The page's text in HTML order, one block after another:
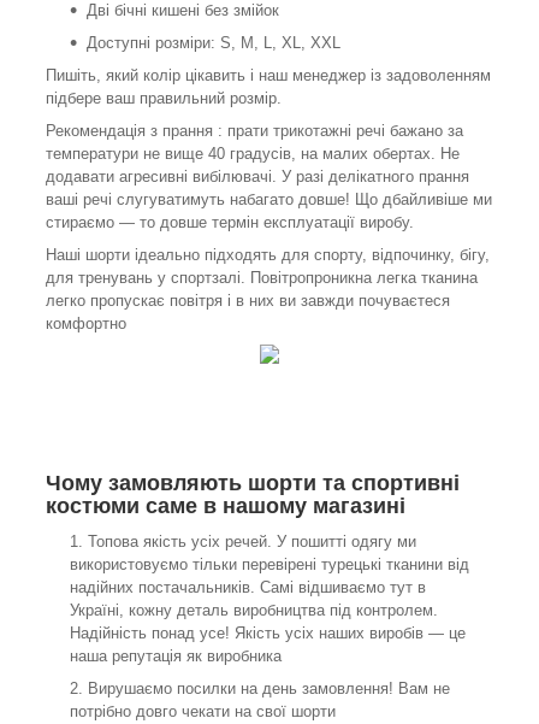
Дві бічні кишені без змійок
Доступні розміри: S, M, L, XL, XXL
Пишіть, який колір цікавить і наш менеджер із задоволенням
підбере ваш правильний розмір.
Рекомендація з прання : прати трикотажні речі бажано за
температури не вище 40 градусів, на малих обертах. Не
додавати агресивні вибілювачі. У разі делікатного прання
ваші речі слугуватимуть набагато довше! Що дбайливіше ми
стираємо — то довше термін експлуатації виробу.
Наші шорти ідеально підходять для спорту, відпочинку, бігу,
для тренувань у спортзалі. Повітропроникна легка тканина
легко пропускає повітря і в них ви завжди почуваєтеся
комфортно
Чому замовляють шорти та спортивні
костюми саме в нашому магазині
Топова якість усіх речей. У пошитті одягу ми
використовуємо тільки перевірені турецькі тканини від
надійних постачальників. Самі відшиваємо тут в
Україні, кожну деталь виробництва під контролем.
Надійність понад усе! Якість усіх наших виробів — це
наша репутація як виробника
Вирушаємо посилки на день замовлення! Вам не
потрібно довго чекати на свої шорти